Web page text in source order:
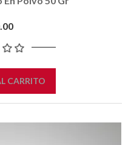
CARRITO